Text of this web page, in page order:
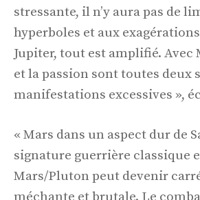
stressante, il n’y aura pas de
hyperboles et aux
Jupiter, tout est amplifié. Avec
et la passion sont toutes deux
manifestations excessives »,
« Mars dans un aspect dur de
signature guerrière classique
Mars/Pluton peut devenir